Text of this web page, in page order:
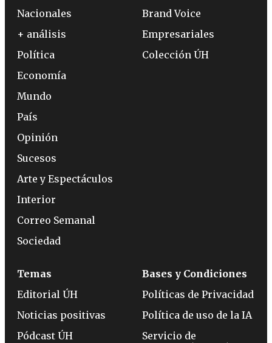
Nacionales
+ análisis
Política
Economía
Mundo
País
Opinión
Sucesos
Arte y Espectáculos
Interior
Correo Semanal
Sociedad
Brand Voice
Empresariales
Colección ÚH
Temas
Editorial ÚH
Noticias positivas
Pódcast ÚH
Bases y Condiciones
Políticas de Privacidad
Política de uso de la IA
Servicio de